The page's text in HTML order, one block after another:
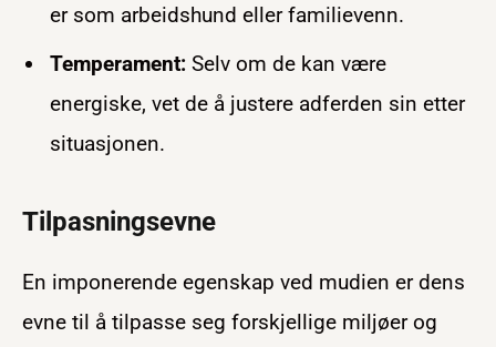
er som arbeidshund eller familievenn.
Temperament: Selv om de kan være
energiske, vet de å justere adferden sin etter
situasjonen.
Tilpasningsevne
En imponerende egenskap ved mudien er dens
evne til å tilpasse seg forskjellige miljøer og